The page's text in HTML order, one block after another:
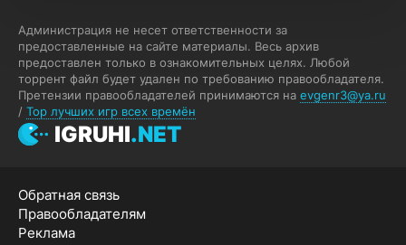
MAFIA: THE OLD COUNTRY
44.98 ГБ 2025
04.12.2025
5.43 ГБ
04.12.2025
IGRUHI.NET
Администрация не несет ответственности за
предоставленные на сайте материалы. Весь архив
предоставлен только в ознакомительных целях. Любой
торрент файл будет удален по требованию правообладателя.
Претензии правообладателей принимаются на evgenr3@ya.ru
/ Top лучших игр всех времён
Обратная связь
Правообладателям
Реклама